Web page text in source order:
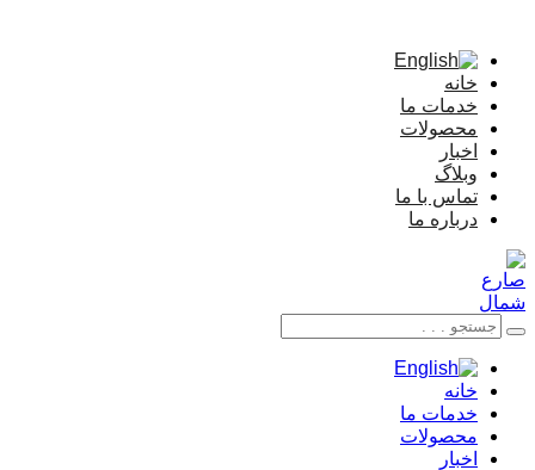
محتوا
خانه
خدمات ما
محصولات
اخبار
وبلاگ
تماس با ما
درباره ما
خانه
خدمات ما
محصولات
اخبار